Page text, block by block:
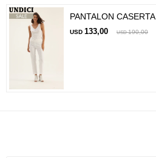
PANTALON CASERTA
USD 133,00 USD 190,00